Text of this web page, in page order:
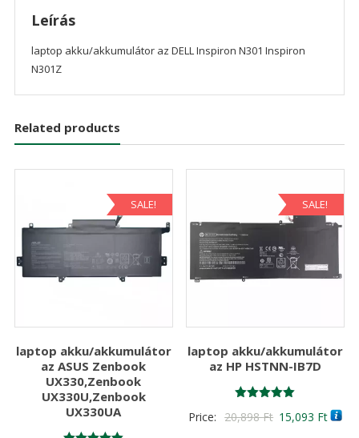
Leírás
laptop akku/akkumulátor az DELL Inspiron N301 Inspiron
N301Z
Related products
SALE!
laptop akku/akkumulátor
az ASUS Zenbook
UX330,Zenbook
UX330U,Zenbook
UX330UA
SALE!
laptop akku/akkumulátor
az HP HSTNN-IB7D
5.00
Price: 20,898Ft Original
15,093 Ft